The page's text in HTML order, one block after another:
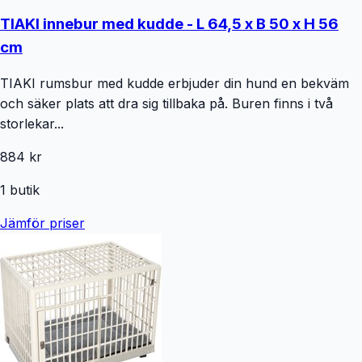
TIAKI innebur med kudde - L 64,5 x B 50 x H 56
cm
TIAKI rumsbur med kudde erbjuder din hund en bekväm
och säker plats att dra sig tillbaka på. Buren finns i två
storlekar...
884 kr
1 butik
Jämför priser